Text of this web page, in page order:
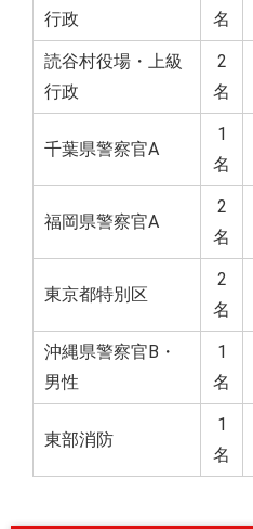
行政
名
読谷村役場・上級
行政
2
名
千葉県警察官A
1
名
福岡県警察官A
2
名
東京都特別区
2
名
沖縄県警察官B・
男性
1
名
東部消防
1
名